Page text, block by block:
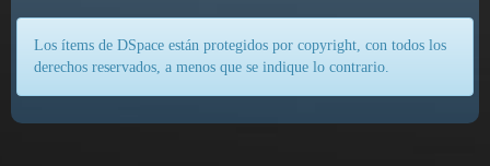
Los ítems de DSpace están protegidos por copyright, con todos los
derechos reservados, a menos que se indique lo contrario.